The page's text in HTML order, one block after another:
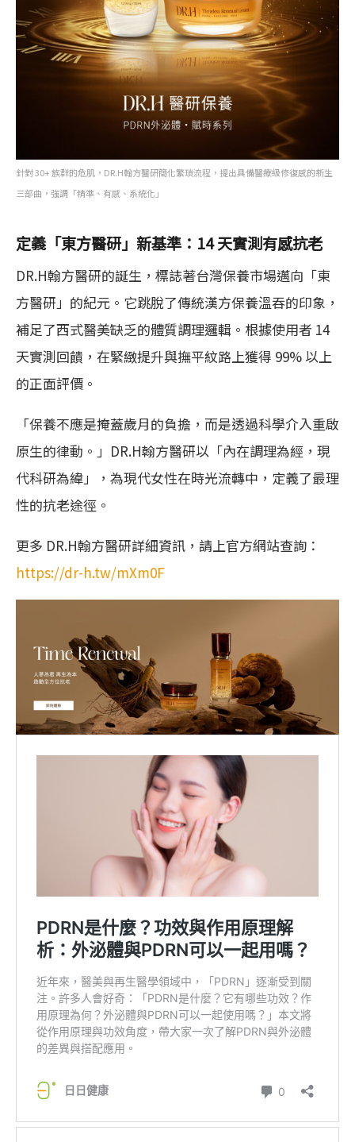
針對 30+ 族群的危肌，DR.H翰方醫研簡化繁瑣流程，提出具備醫療級修復感的新生
三部曲，強調「精準、有感、系統化」
定義「東方醫研」新基準：14 天實測有感抗老
DR.H翰方醫研的誕生，標誌著台灣保養市場邁向「東
方醫研」的紀元。它跳脫了傳統漢方保養溫吞的印象，
補足了西式醫美缺乏的體質調理邏輯。根據使用者 14
天實測回饋，在緊緻提升與撫平紋路上獲得 99% 以上
的正面評價。
「保養不應是掩蓋歲月的負擔，而是透過科學介入重啟
原生的律動。」DR.H翰方醫研以「內在調理為經，現
代科研為緯」，為現代女性在時光流轉中，定義了最理
性的抗老途徑。
更多 DR.H翰方醫研詳細資訊，請上官方網站查詢：
https://dr-h.tw/mXm0F